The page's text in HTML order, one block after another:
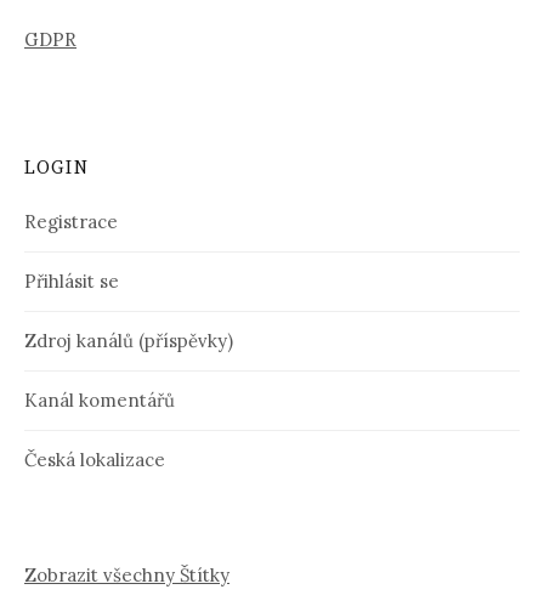
GDPR
LOGIN
Registrace
Přihlásit se
Zdroj kanálů (příspěvky)
Kanál komentářů
Česká lokalizace
Zobrazit všechny Štítky